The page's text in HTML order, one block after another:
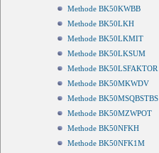
Methode BK50KWBB
Methode BK50LKH
Methode BK50LKMIT
Methode BK50LKSUM
Methode BK50LSFAKTOR
Methode BK50MKWDV
Methode BK50MSQBSTBS
Methode BK50MZWPOT
Methode BK50NFKH
Methode BK50NFK1M